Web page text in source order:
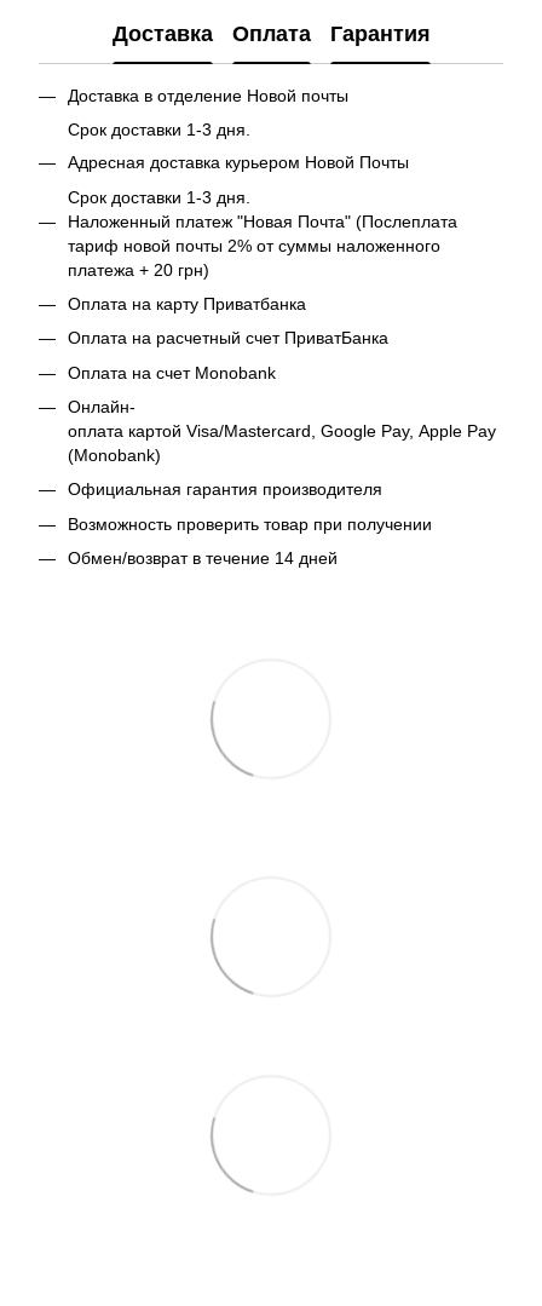
Доставка Оплата Гарантия
Доставка в отделение Новой почты
Срок доставки 1-3 дня.
Адресная доставка курьером Новой Почты
Срок доставки 1-3 дня.
Наложенный платеж "Новая Почта" (Послеплата
тариф новой почты 2% от суммы наложенного
платежа + 20 грн)
Оплата на карту Приватбанка
Оплата на расчетный счет ПриватБанка
Оплата на счет Monobank
Онлайн-
оплата картой Visa/Mastercard, Google Pay, Apple Pay
(Monobank)
Официальная гарантия производителя
Возможность проверить товар при получении
Обмен/возврат в течение 14 дней